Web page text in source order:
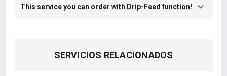
This service you can order with Drip-Feed function!
SERVICIOS RELACIONADOS